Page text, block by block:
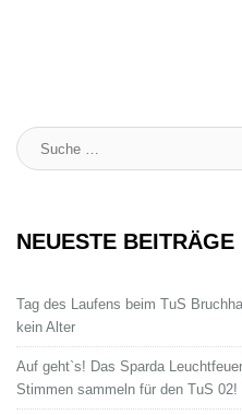
Suche
:
NEUESTE BEITRÄGE
Tag des Laufens beim TuS
kein Alter
Auf geht`s! Das Sparda
Stimmen sammeln für den TuS 02!